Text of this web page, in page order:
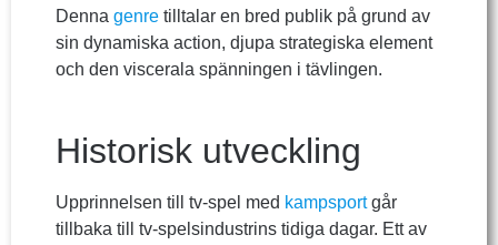
Denna genre tilltalar en bred publik på grund av
sin dynamiska action, djupa strategiska element
och den viscerala spänningen i tävlingen.
Historisk utveckling
Upprinnelsen till tv-spel med kampsportgår
tillbaka till tv-spelsindustrins tidiga dagar. Ett av